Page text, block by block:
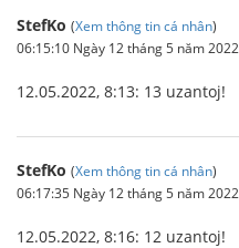
StefKo (Xem thông tin cá nhân)
06:15:10 Ngày 12 tháng 5 năm 2022
12.05.2022, 8:13: 13 uzantoj!
StefKo (Xem thông tin cá nhân)
06:17:35 Ngày 12 tháng 5 năm 2022
12.05.2022, 8:16: 12 uzantoj!